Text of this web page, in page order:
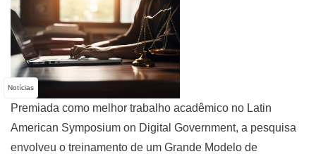
Notícias
Premiada como melhor trabalho acadêmico no Latin
American Symposium on Digital Government, a pesquisa
envolveu o treinamento de um Grande Modelo de